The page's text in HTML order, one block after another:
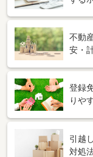
不動
安・
登録
りや
引越
対処